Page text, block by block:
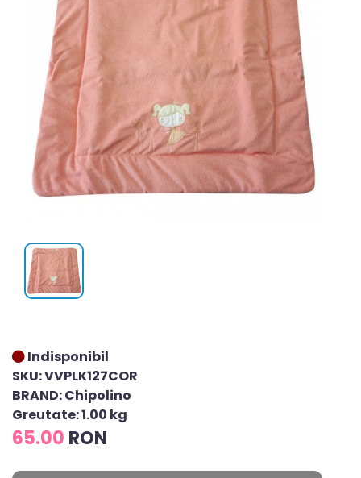
Indisponibil
SKU: VVPLK127COR
BRAND: Chipolino
Greutate: 1.00 kg
65.00 RON